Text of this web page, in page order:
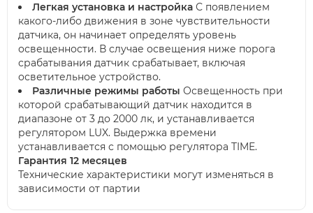
Легкая установка и настройка С появлением
какого-либо движения в зоне чувствительности
датчика, он начинает определять уровень
освещенности. В случае освещения ниже порога
срабатывания датчик срабатывает, включая
осветительное устройство.
Различные режимы работы Освещенность при
которой срабатывающий датчик находится в
диапазоне от 3 до 2000 лк, и устанавливается
регулятором LUX. Выдержка времени
устанавливается с помощью регулятора TIME.
Гарантия 12 месяцев
Технические характеристики могут изменяться в
зависимости от партии